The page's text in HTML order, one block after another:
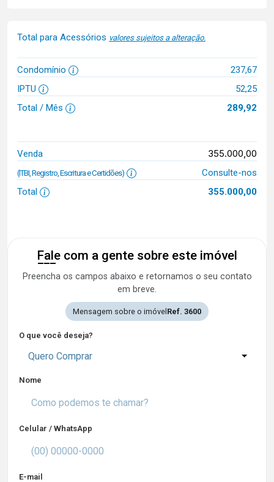
Total para Acessórios valores sujeitos a alteração.
Condomínio
237,67
IPTU
52,25
Total / Mês
289,92
Venda 355.000,00
(ITBI, Registro, Escritura e Certidões)
Consulte-nos
Total
355.000,00
Fale com a gente sobre este imóvel
Preencha os campos abaixo e retornamos o seu contato
em breve.
Mensagem sobre o imóvel Ref. 3600
O que você deseja?
Quero Comprar
Nome
Celular / WhatsApp
E-mail